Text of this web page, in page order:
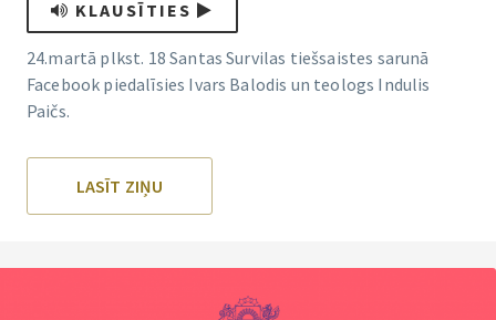
KLAUSĪTIES
24.martā plkst. 18 Santas Survilas tiešsaistes sarunā
Facebook piedalīsies Ivars Balodis un teologs Indulis
Paičs.
LASĪT ZIŅU